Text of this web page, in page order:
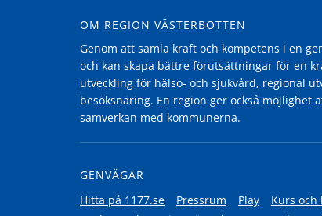
OM REGION VÄSTERBOTTEN
Genom att samla kraft och kompetens i en
och kan skapa bättre förutsättningar för en
utveckling för hälso- och sjukvård, regional
besöksnäring. En region ger också
samverkan med kommunerna.
GENVÄGAR
Hitta på 1177.se
Pressrum Play Kurs och